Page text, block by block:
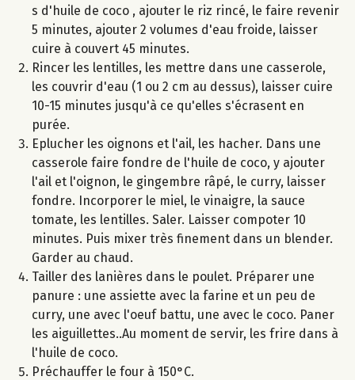
s d'huile de coco , ajouter le riz rincé, le faire revenir
5 minutes, ajouter 2 volumes d'eau froide, laisser
cuire à couvert 45 minutes.
Rincer les lentilles, les mettre dans une casserole,
les couvrir d'eau (1 ou 2 cm au dessus), laisser cuire
10-15 minutes jusqu'à ce qu'elles s'écrasent en
purée.
Eplucher les oignons et l'ail, les hacher. Dans une
casserole faire fondre de l'huile de coco, y ajouter
l'ail et l'oignon, le gingembre râpé, le curry, laisser
fondre. Incorporer le miel, le vinaigre, la sauce
tomate, les lentilles. Saler. Laisser compoter 10
minutes. Puis mixer très finement dans un blender.
Garder au chaud.
Tailler des lanières dans le poulet. Préparer une
panure : une assiette avec la farine et un peu de
curry, une avec l'oeuf battu, une avec le coco. Paner
les aiguillettes..Au moment de servir, les frire dans à
l'huile de coco.
Préchauffer le four à 150°C.